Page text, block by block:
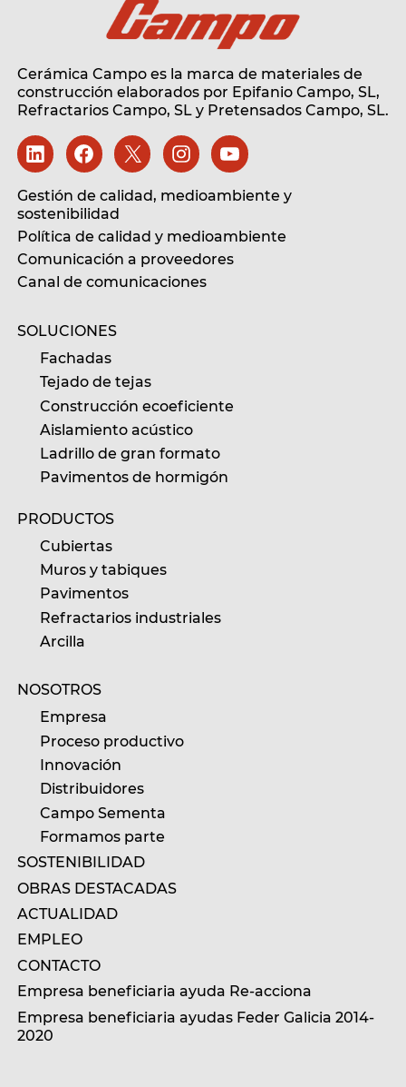
Cerámica Campo es la marca de materiales de
construcción elaborados por Epifanio Campo, SL,
Refractarios Campo, SLy Pretensados Campo, SL.
Gestión de calidad, medioambiente y
sostenibilidad
Política de calidad y medioambiente
Comunicación a proveedores
Canal de comunicaciones
SOLUCIONES
Fachadas
Tejado de tejas
Construcción ecoeficiente
Aislamiento acústico
Ladrillo de gran formato
Pavimentos de hormigón
PRODUCTOS
Cubiertas
Muros y tabiques
Pavimentos
Refractarios industriales
Arcilla
NOSOTROS
Empresa
Proceso productivo
Innovación
Distribuidores
Campo Sementa
Formamos parte
SOSTENIBILIDAD
OBRAS DESTACADAS
ACTUALIDAD
EMPLEO
CONTACTO
Empresa beneficiaria ayuda Re-acciona
Empresa beneficiaria ayudas Feder Galicia 2014-
2020